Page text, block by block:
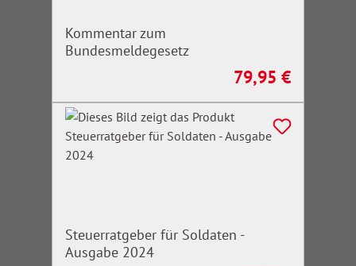
Kommentar zum
Bundesmeldegesetz
Regulärer Preis:
79,95 €
Steuerratgeber für Soldaten -
Ausgabe 2024